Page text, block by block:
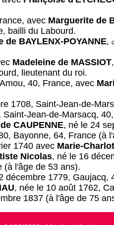
avec Marguerite de
bailli du Labourd.
de BAYLENX-POYANNE,
Madeleine de MASSIOT
lieutenant du roi.
40, France, avec
1708, Saint-Jean-de-
Saint-Jean-de-Marsacq,
CAUPENNE, né le 24
Bayonne, 64, France (à
1740 avec Marie-
Nicolas, né le 16
(à l'âge de 53 ans).
décembre 1779, Gaujacq,
, née le 10 août 1762,
1837 (à l'âge de 75